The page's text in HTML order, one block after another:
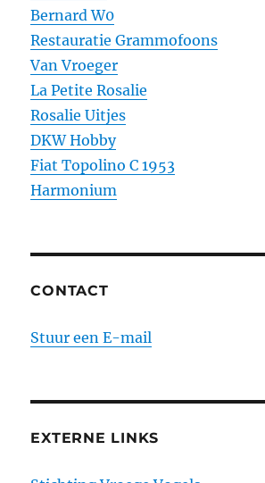
Bernard W0
Restauratie Grammofoons
Van Vroeger
La Petite Rosalie
Rosalie Uitjes
DKW Hobby
Fiat Topolino C 1953
Harmonium
CONTACT
Stuur een E-mail
EXTERNE LINKS